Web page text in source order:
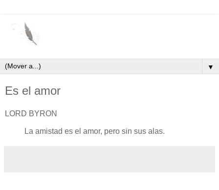
▼
Es el amor
LORD BYRON
La amistad es el amor, pero sin sus alas.